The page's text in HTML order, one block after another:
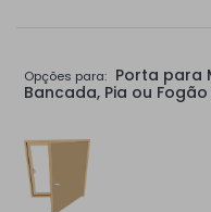
Opções para: Porta para
Bancada, Pia ou